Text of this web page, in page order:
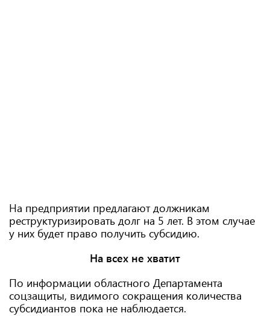
На предприятии предлагают должникам
реструктуризировать долг на 5 лет. В этом случае
у них будет право получить субсидию.
На всех не хватит
По информации областного Департамента
соцзащиты, видимого сокращения количества
субсидиантов пока не наблюдается.